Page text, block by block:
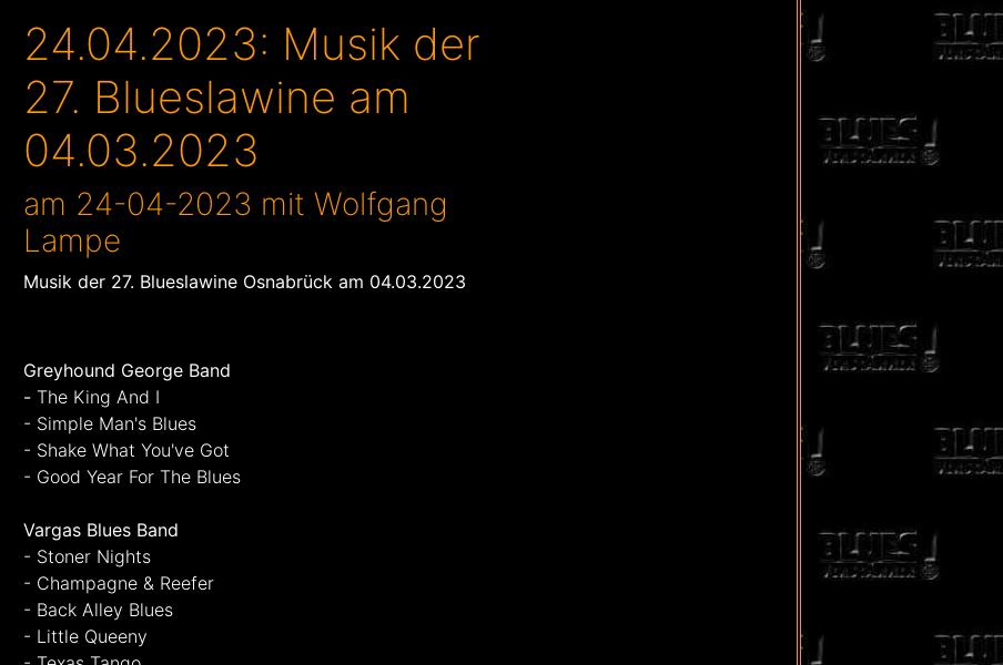
24.04.2023: Musik der
27. Blueslawine am
04.03.2023
am 24-04-2023 mit Wolfgang
Lampe
Musik der 27. Blueslawine Osnabrück am 04.03.2023
Greyhound George Band
- The King And I
- Simple Man's Blues
- Shake What You've Got
- Good Year For The Blues
Vargas Blues Band
- Stoner Nights
- Champagne & Reefer
- Back Alley Blues
- Little Queeny